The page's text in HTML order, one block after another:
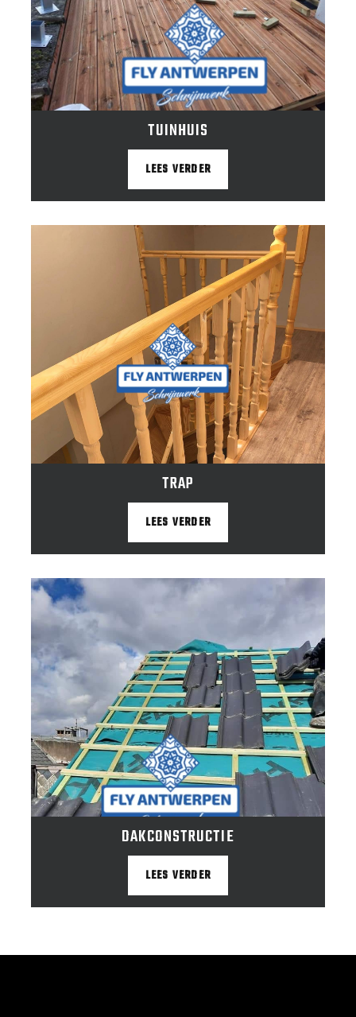
TUINHUIS
LEES VERDER
TRAP
LEES VERDER
DAKCONSTRUCTIE
LEES VERDER